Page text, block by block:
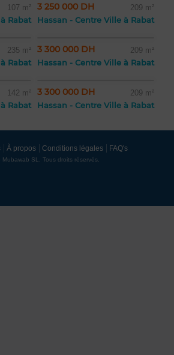
107 m²
Rabat
3 250 000 DH 209 m²
Hassan - Centre Ville à Rabat
235 m²
Rabat
3 300 000 DH 209 m²
Hassan - Centre Ville à Rabat
142 m²
Rabat
3 300 000 DH 209 m²
Hassan - Centre Ville à Rabat
À propos Conditions légales FAQ's
SL. Tous droits réservés.